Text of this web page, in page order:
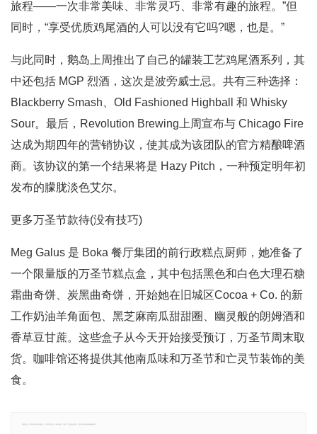
旅程——一次非常美味、非常灵巧、非常有趣的旅程。”但
同时，“享受优质鸡尾酒的人可以没有它吗?嗯，也是。”
与此同时，鹅岛上周推出了自己的罐装工艺鸡尾酒系列，其
中还包括 MGP 烈酒，这次是波旁威士忌。共有三种选择：
Blackberry Smash、Old Fashioned Highball 和 Whisky
Sour。最后，Revolution Brewing上周宣布与 Chicago Fire
达成为期四年的营销协议，使其成为该团队的官方精酿啤酒
商。该协议的第一个结果将是 Hazy Pitch，一种预定明年初
发布的朦胧淡色艾尔。
更多万圣节款待(没有技巧)
Meg Galus 是 Boka 餐厅集团的前行政糕点厨师，她准备了
一个限量版的万圣节糕点盒，其中包括黑色和白色大理石糖
霜曲奇饼、炭黑曲奇饼，开始她在旧城区Cocoa + Co. 的新
工作奶油羊角面包、黑芝麻南瓜甜甜圈、幽灵般的朗姆酒和
香草豆甘蔗。这些盒子从今天开始接受预订，万圣节周末取
货。咖啡馆还将提供其他南瓜味和万圣节和亡灵节装饰的美
食。